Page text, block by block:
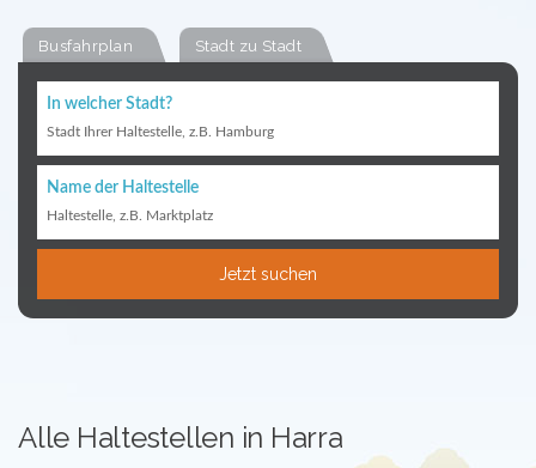
Busfahrplan Stadt zu Stadt
In welcher Stadt?
Stadt Ihrer Haltestelle, z.B. Hamburg
Name der Haltestelle
Haltestelle, z.B. Marktplatz
Jetzt suchen
Alle Haltestellen in Harra